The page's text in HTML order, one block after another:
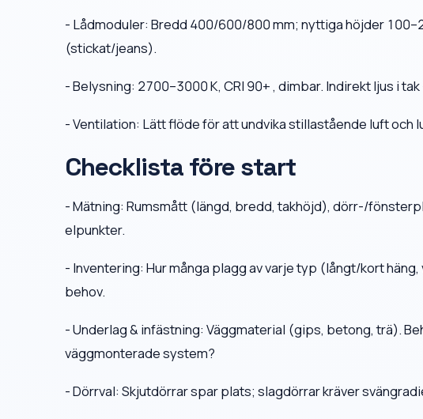
- Lådmoduler: Bredd 400/600/800 mm; nyttiga höjder
(stickat/jeans).
- Belysning: 2700–3000 K, CRI 90+ , dimbar. Indirekt ljus i
- Ventilation: Lätt flöde för att undvika stillastående luft
Checklista före start
- Mätning: Rumsmått (längd, bredd, takhöjd), dörr-/
elpunkter.
- Inventering: Hur många plagg av varje typ (långt/kort
behov.
- Underlag & infästning: Väggmaterial (gips, betong, trä).
väggmonterade system?
- Dörrval: Skjutdörrar spar plats; slagdörrar kräver